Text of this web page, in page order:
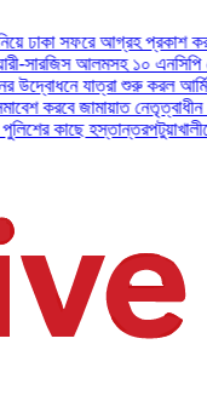
সফরে আগ্রহ প্রকাশ করলেন
আলমসহ ১০ এনসিপি
যাত্রা শুরু করল আর্মি
জামায়াত নেতৃত্বাধীন ১১ দল
কাছে হস্তান্তরপটুয়াখালীতে